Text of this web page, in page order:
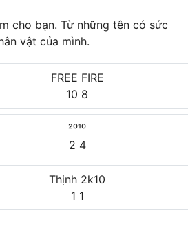
cho bạn. Từ những tên có sức
vật của mình.
FREE FIRE
10 8
²⁰¹⁰
2 4
Thịnh 2k10
1 1